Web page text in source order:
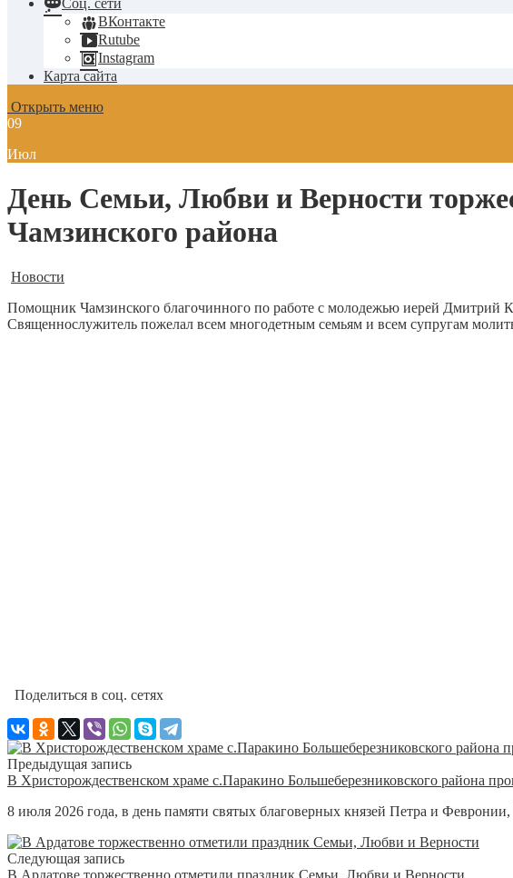
Соц. сети
ВКонтакте
Rutube
Instagram
Карта сайта
Открыть меню
09
Июл
День Семьи, Любви и Верности
Чамзинского района
Новости
Помощник Чамзинского благочинного по работе с молодежью иерей Дмитрий
Священнослужитель пожелал всем многодетным семьям и всем супругам
Поделиться в соц. сетях
Предыдущая запись
В Христорождественском храме с.Паракино Большеберезниковского района
8 июля 2026 года, в день памяти святых благоверных князей Петра и
Следующая запись
В Ардатове торжественно отметили праздник Семьи, Любви и Верности